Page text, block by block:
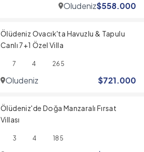
Oludeniz$558.000
Ölüdeniz Ovacık'ta Havuzlu & Tapulu
Canlı 7+1 Özel Villa
7 4 265
Oludeniz $721.000
Ölüdeniz'de Doğa Manzaralı Fırsat
Villası
3 4 185